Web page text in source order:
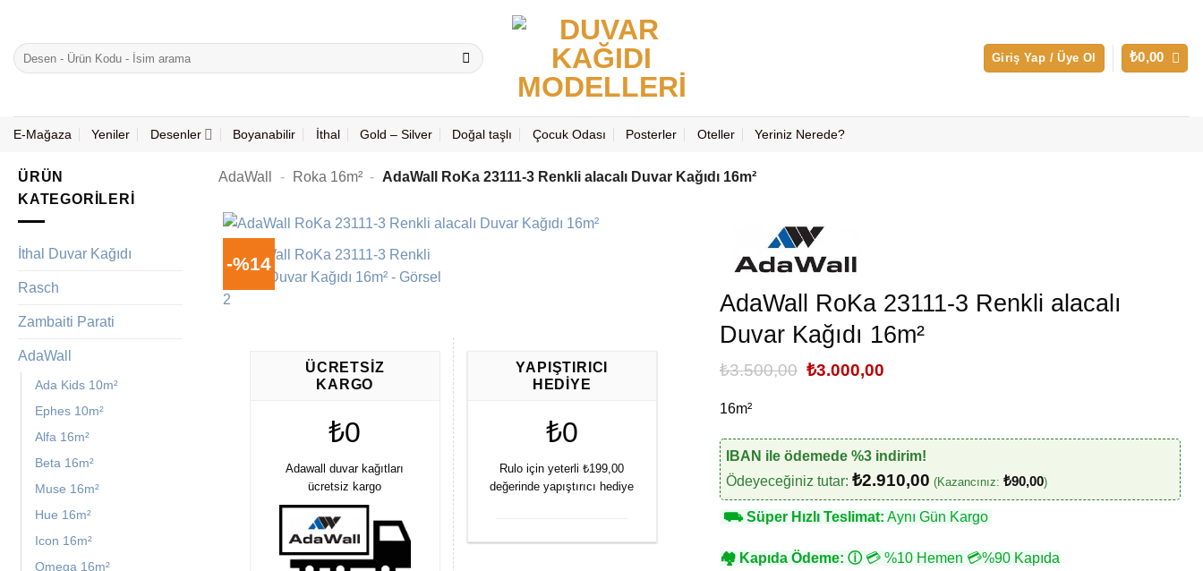
Ara:
Giriş Yap / Üye Ol ₺0,00
E-Mağaza Yeniler Desenler Boyanabilir İthal Gold – Silver Doğal taşlı Çocuk Odası Posterler Oteller Yeriniz Nerede?
ÜRÜN
KATEGORILERI
İthal Duvar Kağıdı
Rasch
Zambaiti Parati
AdaWall
Ada Kids 10m²
Ephes 10m²
Alfa 16m²
Beta 16m²
Muse 16m²
Hue 16m²
Icon 16m²
Omega 16m²
AdaWall - Roka 16m² - AdaWall RoKa 23111-3 Renkli alacalı Duvar Kağıdı 16m²
-%14
ÜCRETSIZ
KARGO
₺0
Adawall duvar kağıtları
ücretsiz kargo
YAPIŞTIRICI
HEDIYE
₺0
Rulo için yeterli ₺199,00
değerinde yapıştırıcı hediye
AdaWall RoKa 23111-3 Renkli alacalı
Duvar Kağıdı 16m²
₺3.500,00 Orijinal
₺3.000,00Şu
16m²
IBAN ile ödemede %3 indirim!
Ödeyeceğiniz tutar: ₺2.910,00 (Kazancınız: ₺90,00)
⛟Süper Hızlı Teslimat: Aynı Gün Kargo
🏘 Kapıda Ödeme: ⓘ💳 %10 Hemen 💳%90 Kapıda